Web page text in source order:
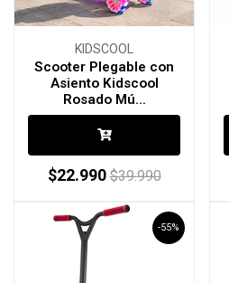
KIDSCOOL
Scooter Plegable con
Asiento Kidscool
Rosado Mú...
$22.990 $39.990
-55%